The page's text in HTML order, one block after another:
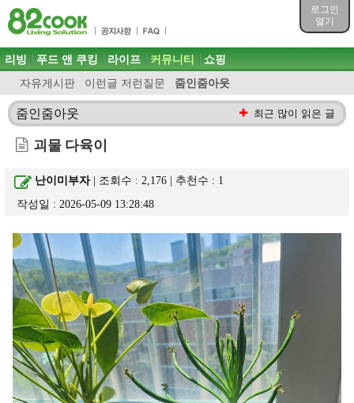
로그인
열기
목차
주메뉴 바로가기
컨텐츠 바로가기
검색 바로가기
로그인 바로가기
주메뉴
리빙 푸드 앤 쿠킹 라이프 커뮤니티
자유게시판 이런글 저런질문 줌인줌아웃
쇼핑
줌인줌아웃 최근 많이 읽은 글
괴물 다육이
난이미부자| 조회수 : 2,176 | 추천수 : 1
작성일 : 2026-05-09 13:28:48